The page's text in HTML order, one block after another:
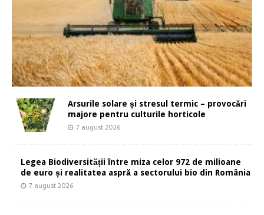
Arsurile solare și stresul termic – provocări
majore pentru culturile horticole
7 august 2026
Legea Biodiversității între miza celor 972 de milioane
de euro și realitatea aspră a sectorului bio din România
7 august 2026